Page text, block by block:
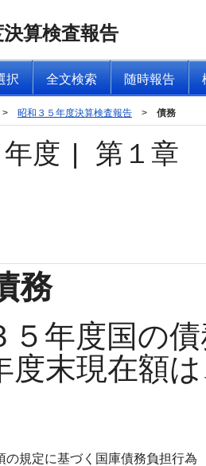
算検査報告
択 全文検索 随時報告
> 昭和３５年度決算検査報告 > 債務
度 |
第１章
務
年度国の
度末現在額
の規定に基づく国庫債務負担行為